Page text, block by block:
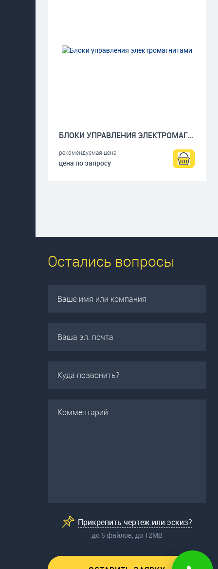
БЛОКИ УПРАВЛЕНИЯ ЭЛЕКТРОМАГНИТАМИ
рекомендуемая цена
цена по запросу
Остались вопросы
Прикрепить чертеж или эскиз?
до 5 файлов, до 12МВ